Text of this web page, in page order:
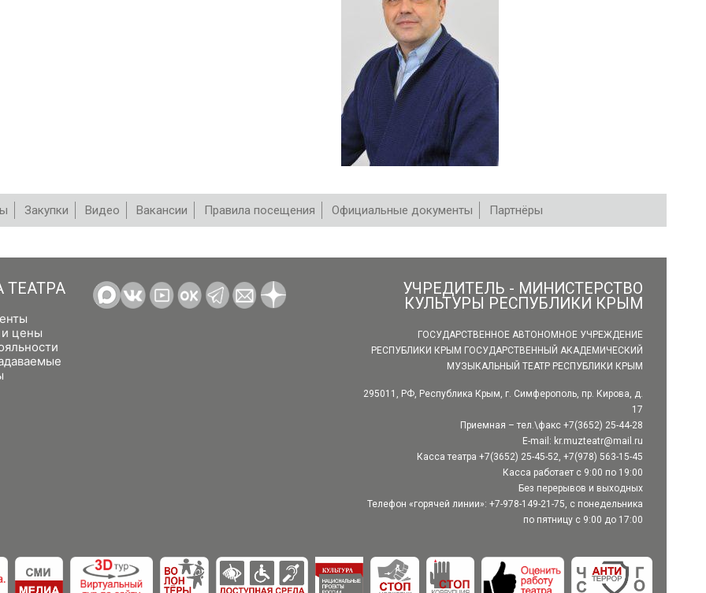
Закупки Видео Вакансии Правила посещения Официальные документы Партнёры
ТЕАТРА
цены
УЧРЕДИТЕЛЬ - МИНИСТЕРСТВО
КУЛЬТУРЫ РЕСПУБЛИКИ КРЫМ
ГОСУДАРСТВЕННОЕ АВТОНОМНОЕ УЧРЕЖДЕНИЕ
РЕСПУБЛИКИ КРЫМ ГОСУДАРСТВЕННЫЙ АКАДЕМИЧЕСКИЙ
МУЗЫКАЛЬНЫЙ ТЕАТР РЕСПУБЛИКИ КРЫМ
295011, РФ, Республика Крым, г. Симферополь, пр. Кирова, д.
17
Приемная – тел.\факс +7(3652) 25-44-28
E-mail: kr.muzteatr@mail.ru
Касса театра +7(3652) 25-45-52, +7(978) 563-15-45
Касса работает с 9:00 по 19:00
Без перерывов и выходных
Телефон «горячей линии»: +7-978-149-21-75, с понедельника
по пятницу с 9:00 до 17:00